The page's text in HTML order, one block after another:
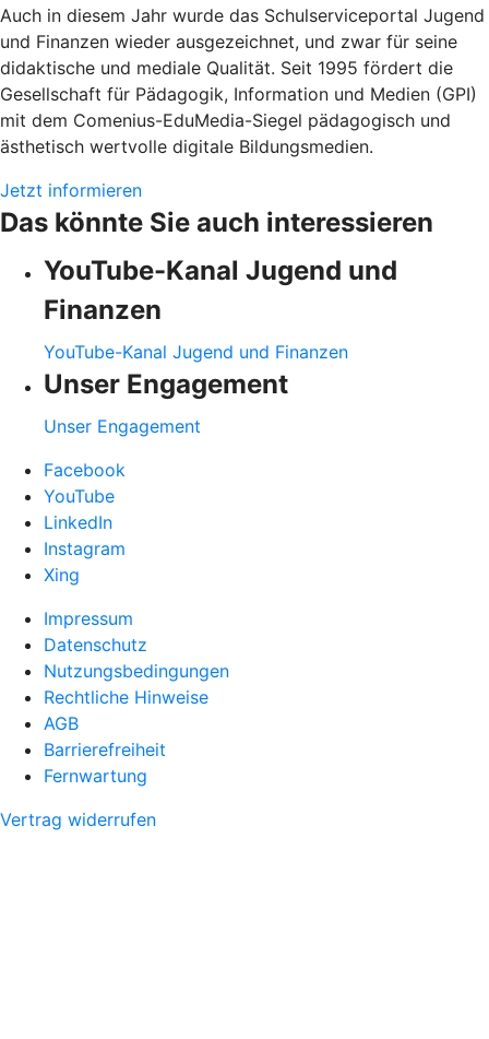
Auch in diesem Jahr wurde das Schulserviceportal Jugend
und Finanzen wieder ausgezeichnet, und zwar für seine
didaktische und mediale Qualität. Seit 1995 fördert die
Gesellschaft für Pädagogik, Information und Medien (GPI)
mit dem Comenius-EduMedia-Siegel pädagogisch und
ästhetisch wertvolle digitale Bildungsmedien.
Jetzt informieren
Das könnte Sie auch interessieren
YouTube-Kanal Jugend und
Finanzen
YouTube-Kanal Jugend und Finanzen
Unser Engagement
Unser Engagement
Facebook
YouTube
LinkedIn
Instagram
Xing
Impressum
Datenschutz
Nutzungsbedingungen
Rechtliche Hinweise
AGB
Barrierefreiheit
Fernwartung
Vertrag widerrufen